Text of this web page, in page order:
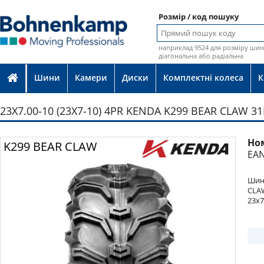
Розмір / код пошуку
наприклад 9524 для розміру
діагональна або радіальна
Шини Камери Диски Комплектні колеса
23X7.00-10 (23X7-10) 4PR KENDA K299 BEAR CLAW
K299 BEAR CLAW Фото